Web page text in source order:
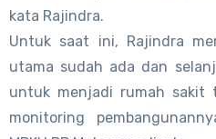
kata Rajindra.
Untuk saat ini, Rajindra
utama sudah ada dan
untuk menjadi rumah sakit
monitoring